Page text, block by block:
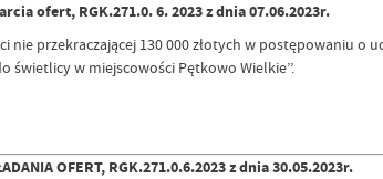
ofert, RGK.271.0. 6. 2023 z dnia 07.06.2023r.
nie przekraczającej 130 000 złotych w postępowaniu o
świetlicy w miejscowości Pętkowo Wielkie’’.
OFERT, RGK.271.0.6.2023 z dnia 30.05.2023r.